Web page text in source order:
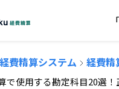
費精算システム
経費精
で使用する勘定科目20選